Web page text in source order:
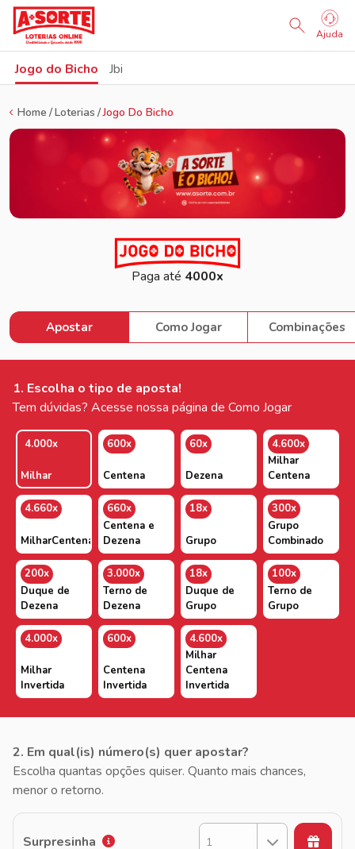
Ajuda
Jogo do Bicho Jbi
Home Loterias Jogo Do Bicho
Paga até 4000x
Apostar Como Jogar Combinações
1. Escolha o tipo de aposta!
Tem dúvidas? Acesse nossa página de Como Jogar
4.000x
Milhar
600x
Centena
60x
Dezena
4.600x
Milhar
Centena
4.660x
MilharCentenaDezena
660x
Centena e
Dezena
18x
Grupo
300x
Grupo
Combinado
200x
Duque de
Dezena
3.000x
Terno de
Dezena
18x
Duque de
Grupo
100x
Terno de
Grupo
4.000x
Milhar
Invertida
600x
Centena
Invertida
4.600x
Milhar
Centena
Invertida
2. Em qual(is) número(s) quer apostar?
Escolha quantas opções quiser. Quanto mais chances,
menor o retorno.
Surpresinha 1